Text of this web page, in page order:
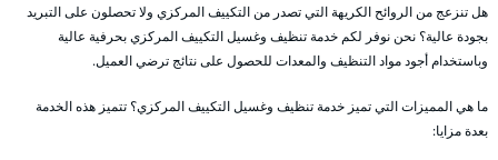
هل تنزعج من الروائح الكريهة التي تصدر من التكييف المركزي ولا تحصلون على التبريد
بجودة عالية؟ نحن نوفر لكم خدمة تنظيف وغسيل التكييف المركزي بحرفية عالية
وباستخدام أجود مواد التنظيف والمعدات للحصول على نتائج ترضي العميل.
ما هي المميزات التي تميز خدمة تنظيف وغسيل التكييف المركزي؟ تتميز هذه الخدمة
بعدة مزايا: